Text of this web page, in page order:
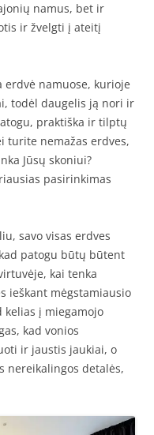
namus, bet ir
ir žvelgti į ateitį
namuose, kurioje
todėl daugelis ją nori ir
praktiška ir tilptų
turite nemažas erdves,
Jūsų skoniui?
pasirinkimas
savo visas erdves
patogu būtų būtent
kai tenka
ieškant mėgstamiausio
kelias į miegamojo
kad vonios
ir jaustis jaukiai, o
nereikalingos detalės,